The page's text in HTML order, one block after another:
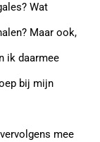
Wat
Maar ook,
ik daarmee
bij mijn
mee